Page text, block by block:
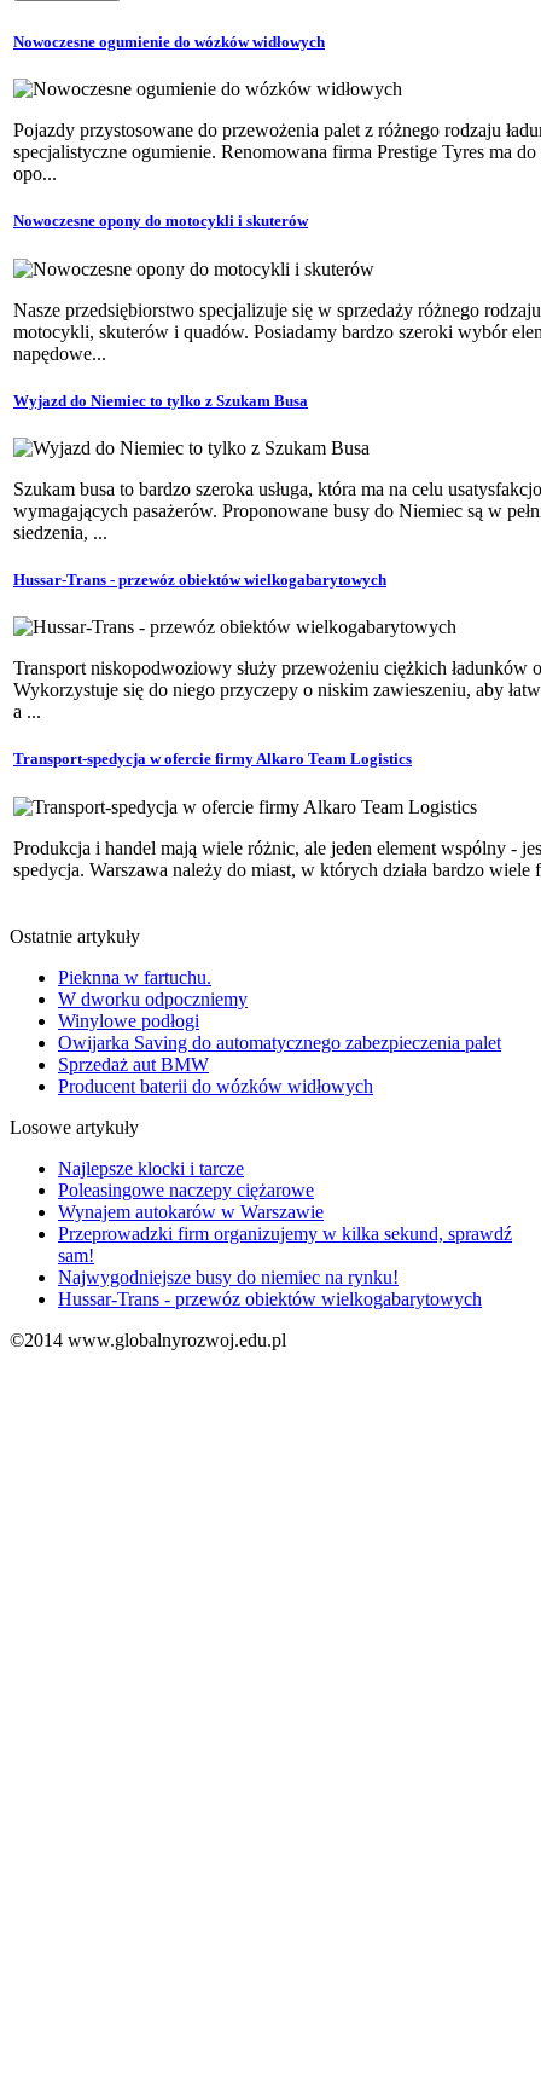
Nowoczesne ogumienie do wózków widłowych
Pojazdy przystosowane do przewożenia palet z różnego rodzaju
specjalistyczne ogumienie. Renomowana firma Prestige Tyres ma
opo...
Nowoczesne opony do motocykli i skuterów
Nasze przedsiębiorstwo specjalizuje się w sprzedaży różnego
motocykli, skuterów i quadów. Posiadamy bardzo szeroki wybór
napędowe...
Wyjazd do Niemiec to tylko z Szukam Busa
Szukam busa to bardzo szeroka usługa, która ma na celu
wymagających pasażerów. Proponowane busy do Niemiec są w
siedzenia, ...
Hussar-Trans - przewóz obiektów wielkogabarytowych
Transport niskopodwoziowy służy przewożeniu ciężkich ładunków
Wykorzystuje się do niego przyczepy o niskim zawieszeniu, aby
a ...
Transport-spedycja w ofercie firmy Alkaro Team Logistics
Produkcja i handel mają wiele różnic, ale jeden element wspólny -
spedycja. Warszawa należy do miast, w których działa bardzo
Ostatnie artykuły
Pieknna w fartuchu.
W dworku odpoczniemy
Winylowe podłogi
Owijarka Saving do automatycznego zabezpieczenia palet
Sprzedaż aut BMW
Producent baterii do wózków widłowych
Losowe artykuły
Najlepsze klocki i tarcze
Poleasingowe naczepy ciężarowe
Wynajem autokarów w Warszawie
Przeprowadzki firm organizujemy w kilka sekund, sprawdź
sam!
Najwygodniejsze busy do niemiec na rynku!
Hussar-Trans - przewóz obiektów wielkogabarytowych
©2014 www.globalnyrozwoj.edu.pl